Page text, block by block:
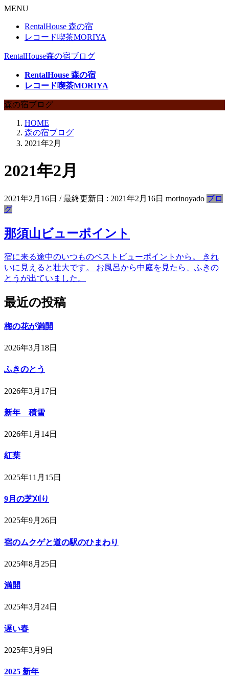
MENU
RentalHouse 森の宿
レコード喫茶MORIYA
RentalHouse森の宿ブログ
RentalHouse 森の宿
レコード喫茶MORIYA
森の宿ブログ
HOME
森の宿ブログ
2021年2月
2021年2月
2021年2月16日 / 最終更新日 : 2021年2月16日 morinoyado ブロ
グ
那須山ビューポイント
宿に来る途中のいつものベストビューポイントから。 きれ
いに見えると壮大です。 お風呂から中庭を見たら、ふきの
とうが出ていました。
最近の投稿
梅の花が満開
2026年3月18日
ふきのとう
2026年3月17日
新年 積雪
2026年1月14日
紅葉
2025年11月15日
9月の芝刈り
2025年9月26日
宿のムクゲと道の駅のひまわり
2025年8月25日
満開
2025年3月24日
遅い春
2025年3月9日
2025 新年